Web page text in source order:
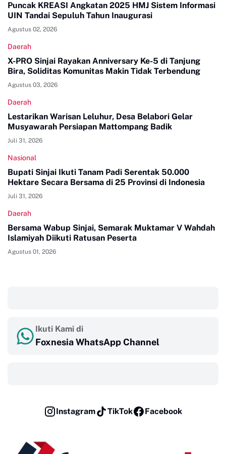
Puncak KREASI Angkatan 2025 HMJ Sistem Informasi
UIN Tandai Sepuluh Tahun Inaugurasi
Agustus 02, 2026
Daerah
X-PRO Sinjai Rayakan Anniversary Ke-5 di Tanjung
Bira, Soliditas Komunitas Makin Tidak Terbendung
Agustus 03, 2026
Daerah
Lestarikan Warisan Leluhur, Desa Belabori Gelar
Musyawarah Persiapan Mattompang Badik
Juli 31, 2026
Nasional
Bupati Sinjai Ikuti Tanam Padi Serentak 50.000
Hektare Secara Bersama di 25 Provinsi di Indonesia
Juli 31, 2026
Daerah
Bersama Wabup Sinjai, Semarak Muktamar V Wahdah
Islamiyah Diikuti Ratusan Peserta
Agustus 01, 2026
Ikuti Kami di
Foxnesia WhatsApp Channel
Instagram TikTok Facebook